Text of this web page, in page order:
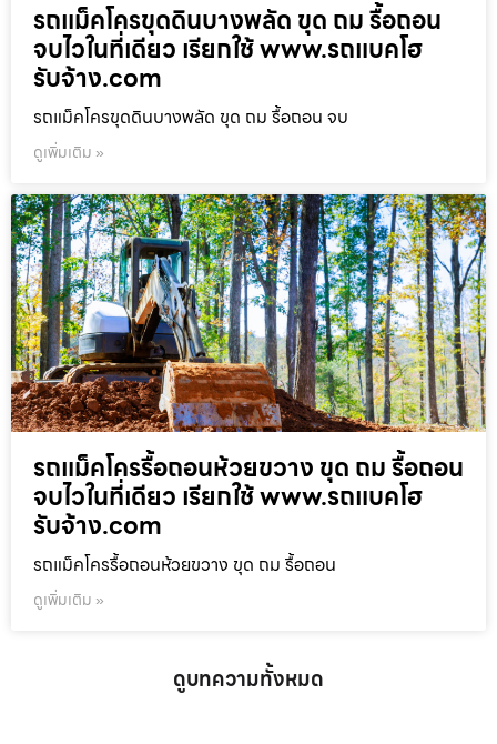
รถแม็คโครขุดดินบางพลัด ขุด ถม รื้อถอน
จบไวในที่เดียว เรียกใช้ www.รถแบคโฮ
รับจ้าง.com
รถแม็คโครขุดดินบางพลัด ขุด ถม รื้อถอน จบ
ดูเพิ่มเติม »
รถแม็คโครรื้อถอนห้วยขวาง ขุด ถม รื้อถอน
จบไวในที่เดียว เรียกใช้ www.รถแบคโฮ
รับจ้าง.com
รถแม็คโครรื้อถอนห้วยขวาง ขุด ถม รื้อถอน
ดูเพิ่มเติม »
ดูบทความทั้งหมด